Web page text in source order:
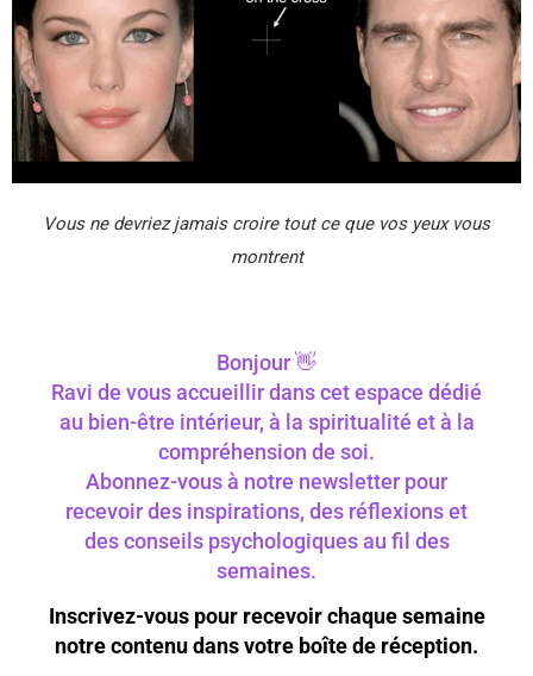
Vous ne devriez jamais croire tout ce que vos yeux vous
montrent
Bonjour 👋
Ravi de vous accueillir dans cet espace dédié
au bien-être intérieur, à la spiritualité et à la
compréhension de soi.
Abonnez-vous à notre newsletter pour
recevoir des inspirations, des réflexions et
des conseils psychologiques au fil des
semaines.
Inscrivez-vous pour recevoir chaque semaine
notre contenu dans votre boîte de réception.